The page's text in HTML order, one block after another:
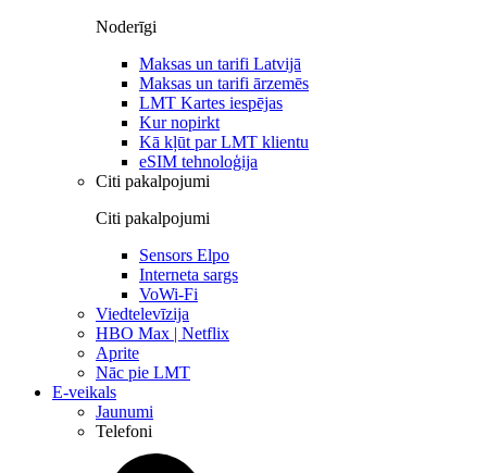
Noderīgi
Maksas un tarifi Latvijā
Maksas un tarifi ārzemēs
LMT Kartes iespējas
Kur nopirkt
Kā kļūt par LMT klientu
eSIM tehnoloģija
Citi pakalpojumi
Citi pakalpojumi
Sensors Elpo
Interneta sargs
VoWi-Fi
Viedtelevīzija
HBO Max | Netflix
Aprite
Nāc pie LMT
E-veikals
Jaunumi
Telefoni